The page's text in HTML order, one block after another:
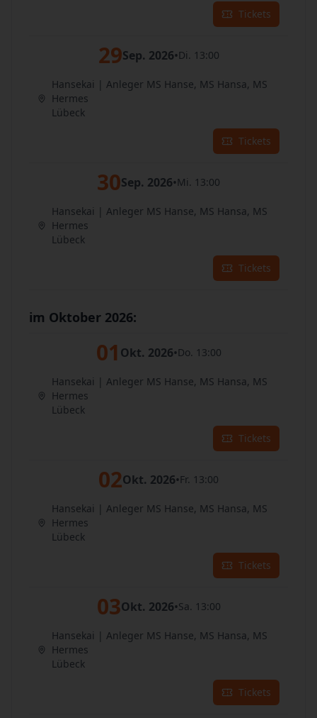
Tickets
29Sep. 2026•Di. 13:00
Hansekai | Anleger MS Hanse, MS Hansa, MS
Hermes
Lübeck
Tickets
30Sep. 2026•Mi. 13:00
Hansekai | Anleger MS Hanse, MS Hansa, MS
Hermes
Lübeck
Tickets
im Oktober 2026:
01 Okt. 2026•Do. 13:00
Hansekai | Anleger MS Hanse, MS Hansa, MS
Hermes
Lübeck
Tickets
02Okt. 2026•Fr. 13:00
Hansekai | Anleger MS Hanse, MS Hansa, MS
Hermes
Lübeck
Tickets
03Okt. 2026•Sa. 13:00
Hansekai | Anleger MS Hanse, MS Hansa, MS
Hermes
Lübeck
Tickets